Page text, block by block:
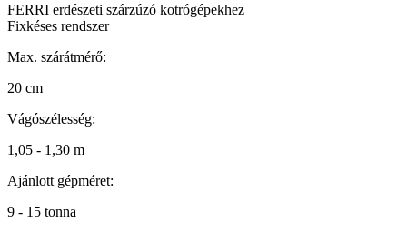
FERRI erdészeti szárzúzó kotrógépekhez
Fixkéses rendszer
Max. szárátmérő:
20 cm
Vágószélesség:
1,05 - 1,30 m
Ajánlott gépméret:
9 - 15 tonna